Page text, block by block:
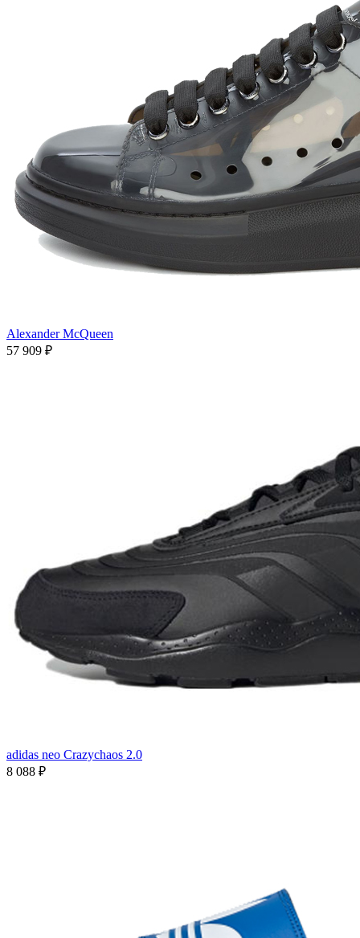
Alexander McQueen
57 909 ₽
adidas neo Crazychaos 2.0
8 088 ₽